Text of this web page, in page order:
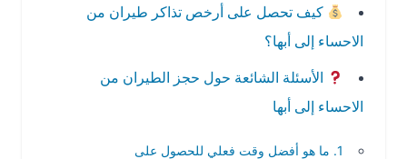
كيف تحصل على أرخص تذاكر طيران من
الاحساء إلى أبها؟
الأسئلة الشائعة حول حجز الطيران من
الاحساء إلى أبها
1. ما هو أفضل وقت فعلي للحصول على